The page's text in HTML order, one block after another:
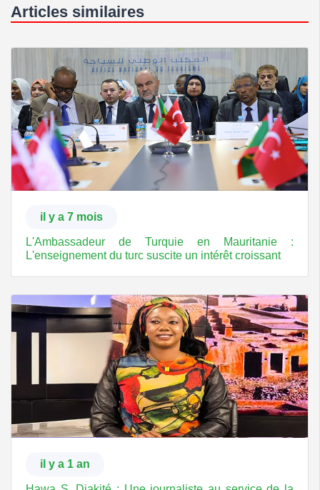
Articles similaires
il y a 7 mois
L'Ambassadeur de Turquie en Mauritanie :
L'enseignement du turc suscite un intérêt croissant
il y a 1 an